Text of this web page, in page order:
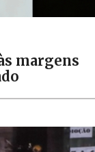
margens